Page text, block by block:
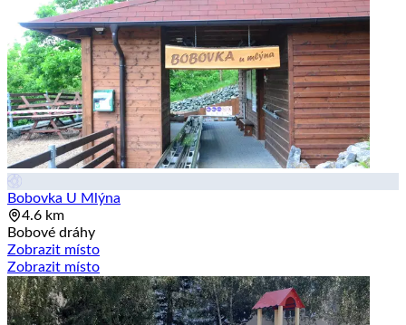
Bobovka U Mlýna
4.6 km
Bobové dráhy
Zobrazit místo
Zobrazit místo